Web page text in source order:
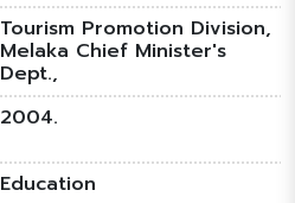
Tourism Promotion Division,
Melaka Chief Minister's
Dept.,
2004.
Education